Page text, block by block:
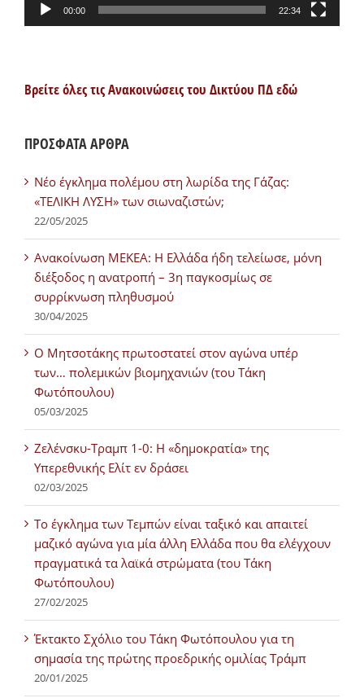
00:00 22:34
Βρείτε όλες τις Ανακοινώσεις του Δικτύου ΠΔ εδώ
ΠΡΟΣΦΑΤΑ ΑΡΘΡΑ
Νέο έγκλημα πολέμου στη λωρίδα της Γάζας:
«ΤΕΛΙΚΗ ΛΥΣΗ» των σιωναζιστών;
22/05/2025
Ανακοίνωση ΜΕΚΕΑ: Η Ελλάδα ήδη τελείωσε, μόνη
διέξοδος η ανατροπή – 3η παγκοσμίως σε
συρρίκνωση πληθυσμού
30/04/2025
Ο Μητσοτάκης πρωτοστατεί στον αγώνα υπέρ
των… πολεμικών βιομηχανιών (του Τάκη
Φωτόπουλου)
05/03/2025
Ζελένσκυ-Τραμπ 1-0: Η «δημοκρατία» της
Υπερεθνικής Ελίτ εν δράσει
02/03/2025
Tο έγκλημα των Τεμπών είναι ταξικό και απαιτεί
μαζικό αγώνα για μία άλλη Ελλάδα που θα ελέγχουν
πραγματικά τα λαϊκά στρώματα (του Τάκη
Φωτόπουλου)
27/02/2025
Έκτακτο Σχόλιο του Τάκη Φωτόπουλου για τη
σημασία της πρώτης προεδρικής ομιλίας Τράμπ
20/01/2025